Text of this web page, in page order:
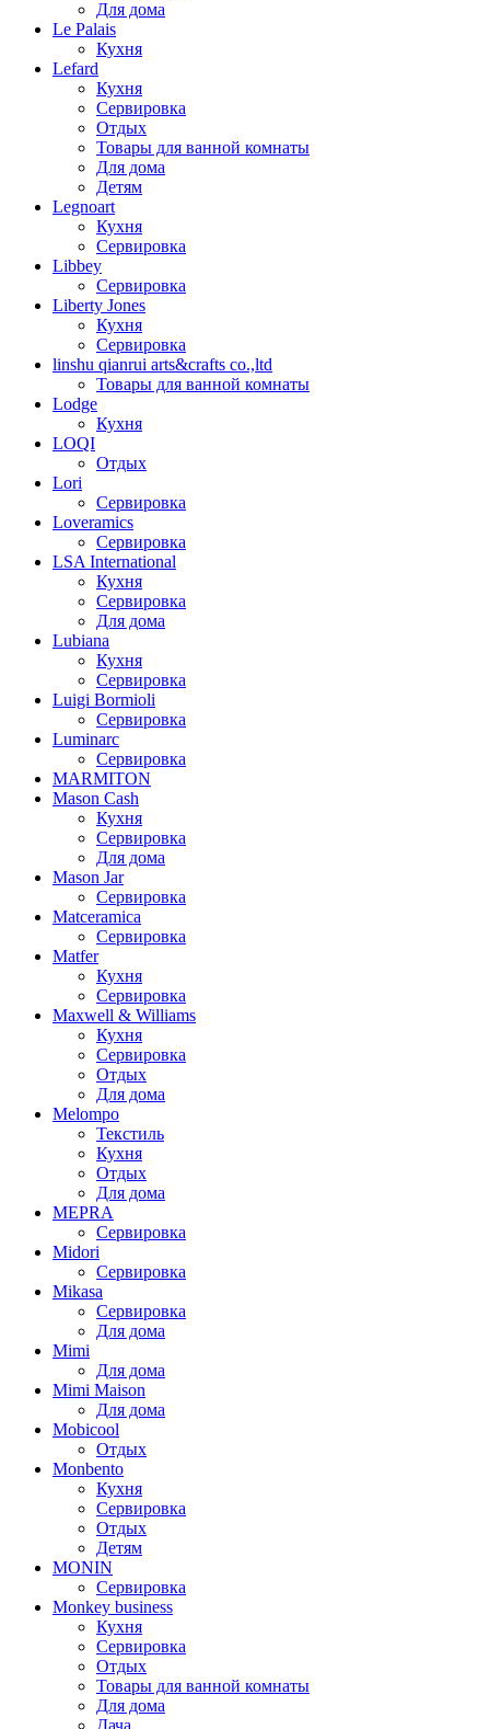
Для дома
Le Palais
Кухня
Lefard
Кухня
Сервировка
Отдых
Товары для ванной комнаты
Для дома
Детям
Legnoart
Кухня
Сервировка
Libbey
Сервировка
Liberty Jones
Кухня
Сервировка
linshu qianrui arts&crafts co.,ltd
Товары для ванной комнаты
Lodge
Кухня
LOQI
Отдых
Lori
Сервировка
Loveramics
Сервировка
LSA International
Кухня
Сервировка
Для дома
Lubiana
Кухня
Сервировка
Luigi Bormioli
Сервировка
Luminarc
Сервировка
MARMITON
Mason Cash
Кухня
Сервировка
Для дома
Mason Jar
Сервировка
Matceramica
Сервировка
Matfer
Кухня
Сервировка
Maxwell & Williams
Кухня
Сервировка
Отдых
Для дома
Melompo
Текстиль
Кухня
Отдых
Для дома
MEPRA
Сервировка
Midori
Сервировка
Mikasa
Сервировка
Для дома
Mimi
Для дома
Mimi Maison
Для дома
Mobicool
Отдых
Monbento
Кухня
Сервировка
Отдых
Детям
MONIN
Сервировка
Monkey business
Кухня
Сервировка
Отдых
Товары для ванной комнаты
Для дома